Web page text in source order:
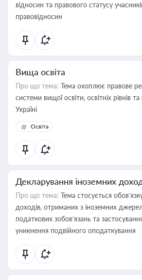
відносин та правового статусу
правовідносин
Вища освіта
Про що тема: Тема охоплює правове
системи вищої освіти, освітніх рівнів та
Україні
Освіта
Декларування іноземних
Про що тема: Тема стосується
доходів, отриманих з іноземних
податкових зобов’язань та
уникнення подвійного оподаткування